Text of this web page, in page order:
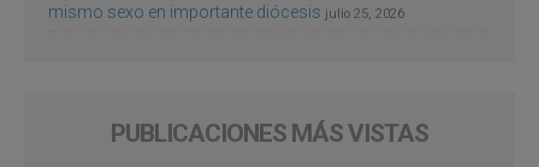
mismo sexo en importante diócesis julio 25, 2026
PUBLICACIONES MÁS VISTAS